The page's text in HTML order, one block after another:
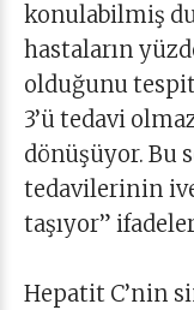
konulabilmiş
hastaların
olduğunu
3’ü tedavi
dönüşüyor. Bu
tedavilerinin
taşıyor”
Hepatit C’nin